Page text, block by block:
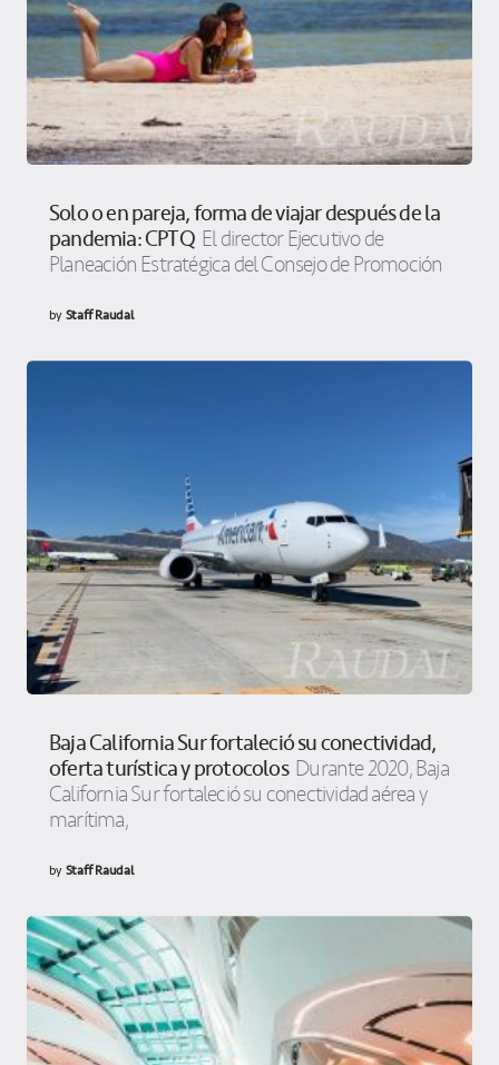
Solo o en pareja, forma de viajar después de la
pandemia: CPTQ El director Ejecutivo de
Planeación Estratégica del Consejo de Promoción
byStaff Raudal
Baja California Sur fortaleció su conectividad,
oferta turística y protocolos Durante 2020, Baja
California Sur fortaleció su conectividad aérea y
marítima,
byStaff Raudal